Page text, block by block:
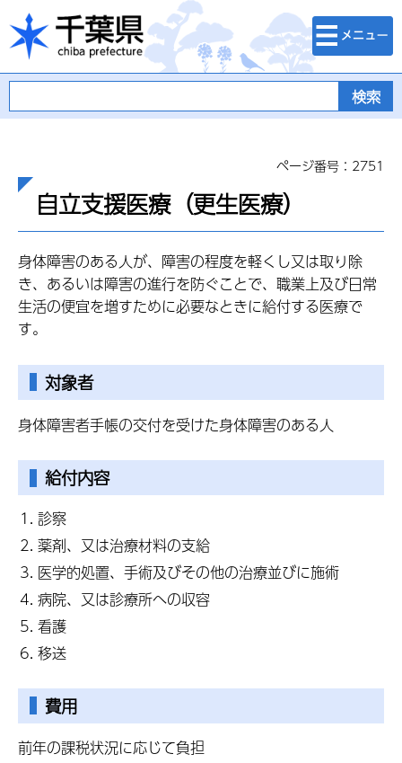
千葉県
検索・メニュ
ー
ページ番号：2751
自立支援医療（更生医療）
身体障害のある人が、障害の程度を軽くし又は取り除
き、あるいは障害の進行を防ぐことで、職業上及び日常
生活の便宜を増すために必要なときに給付する医療で
す。
対象者
身体障害者手帳の交付を受けた身体障害のある人
給付内容
診察
薬剤、又は治療材料の支給
医学的処置、手術及びその他の治療並びに施術
病院、又は診療所への収容
看護
移送
費用
前年の課税状況に応じて負担